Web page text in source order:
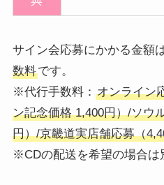
サイン会応募にかかる金額
数料です。
※代行手数料： オンライン
ン記念価格 1,400円）/ソウ
円）/京畿道実店舗応募（
※CDの配送を希望の場合は